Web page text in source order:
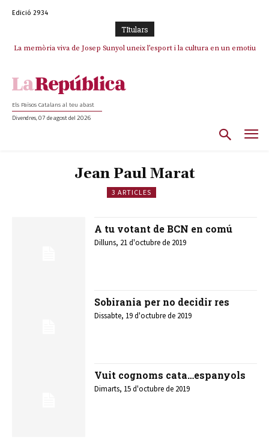
Edició 2934
TItulars
La memòria viva de Josep Sunyol uneix l’esport i la cultura en un emotiu
Els Països Catalans al teu abast
Divendres, 07 de agost del 2026
Jean Paul Marat
3 ARTICLES
A tu votant de BCN en comú
Dilluns, 21 d'octubre de 2019
Sobirania per no decidir res
Dissabte, 19 d'octubre de 2019
Vuit cognoms cata…espanyols
Dimarts, 15 d'octubre de 2019